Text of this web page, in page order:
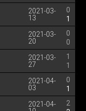
2021-03-
13
0
1
2021-03-
20
0
0
2021-03-
27
1
1
2021-04-
03
0
1
2021-04-
2